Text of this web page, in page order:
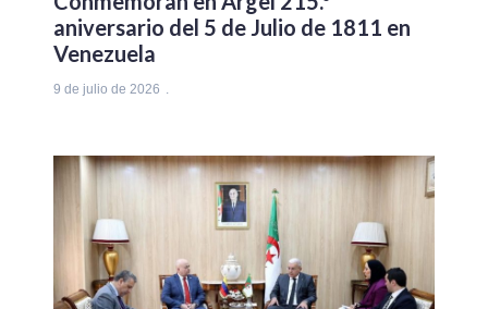
aniversario del 5 de Julio de 1811 en
Venezuela
9 de julio de 2026